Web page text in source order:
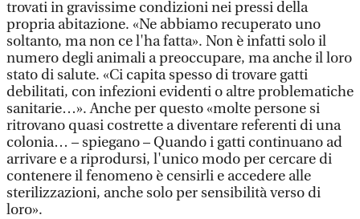
trovati in gravissime condizioni nei pressi della
propria abitazione. «Ne abbiamo recuperato uno
soltanto, ma non ce l'ha fatta». Non è infatti solo il
numero degli animali a preoccupare, ma anche il loro
stato di salute. «Ci capita spesso di trovare gatti
debilitati, con infezioni evidenti o altre problematiche
sanitarie…». Anche per questo «molte persone si
ritrovano quasi costrette a diventare referenti di una
colonia… – spiegano – Quando i gatti continuano ad
arrivare e a riprodursi, l'unico modo per cercare di
contenere il fenomeno è censirli e accedere alle
sterilizzazioni, anche solo per sensibilità verso di
loro».